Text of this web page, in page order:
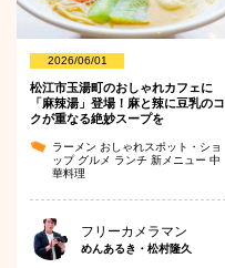
2026/06/01
松江市玉湯町のおしゃれカフェに
「麻辣湯」登場！麻と辣に豆乳のコ
クが重なる絶妙スープを
ラーメン おしゃれスポット・ショ
ップ グルメ ランチ 新メニュー 中
華料理
フリーカメラマン
めんあるき・松村隆久